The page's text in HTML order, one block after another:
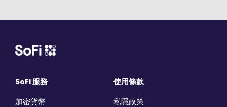
SoFi 服務
加密貨幣
使用條款
私隱政策